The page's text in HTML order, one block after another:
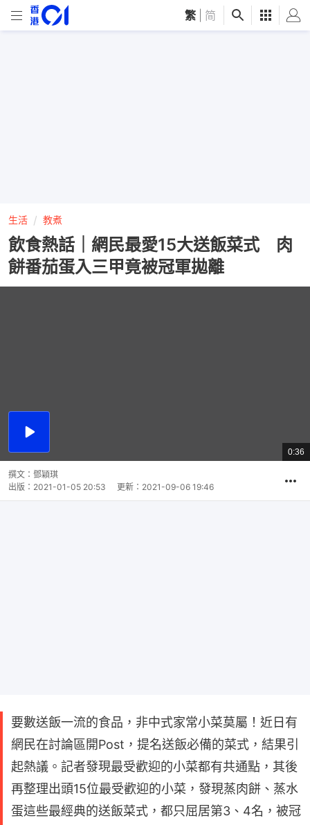
繁 简
生活 教煮
飲食熱話｜網民最愛15大送飯菜式 肉
餅番茄蛋入三甲竟被冠軍拋離
播
總
共
0:36
撰文： 鄧穎琪
出版： 2021-01-05 20:53 更新： 2021-09-06 19:46
要數送飯一流的食品，非中式家常小菜莫屬！近日有
網民在討論區開Post，提名送飯必備的菜式，結果引
起熱議。記者發現最受歡迎的小菜都有共通點，其後
再整理出頭15位最受歡迎的小菜，發現蒸肉餅、蒸水
蛋這些最經典的送飯菜式，都只屈居第3、4名，被冠